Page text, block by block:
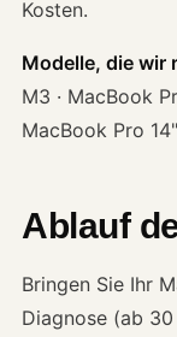
Kosten.
Modelle, die wir
M3 · MacBook
MacBook Pro
Ablauf
Bringen Sie Ihr
Diagnose (ab